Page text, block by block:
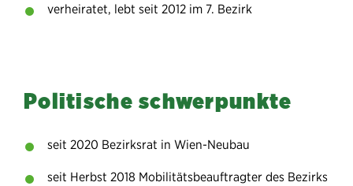
verheiratet, lebt seit 2012 im 7. Bezirk
Politische schwerpunkte
seit 2020 Bezirksrat in Wien-Neubau​
seit Herbst 2018 Mobilitätsbeauftragter des Bezirks